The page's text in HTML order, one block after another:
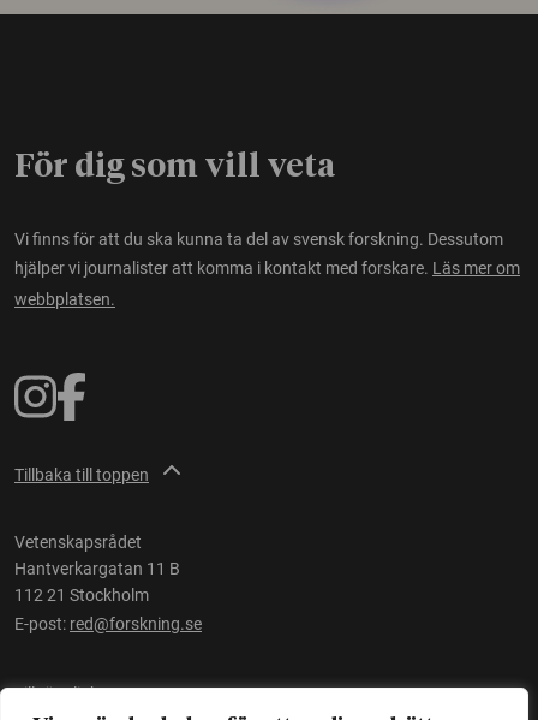
För dig som vill veta
Vi finns för att du ska kunna ta del av svensk forskning. Dessutom
hjälper vi journalister att komma i kontakt med forskare. Läs mer om
webbplatsen.
Tillbaka till toppen
Vetenskapsrådet
Hantverkargatan 11 B
112 21 Stockholm
E-post: red@forskning.se
Tillgänglighet